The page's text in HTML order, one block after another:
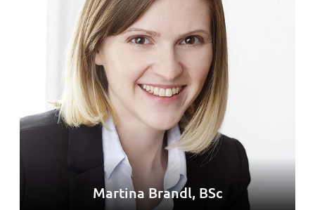
Martina Brandl, BSc